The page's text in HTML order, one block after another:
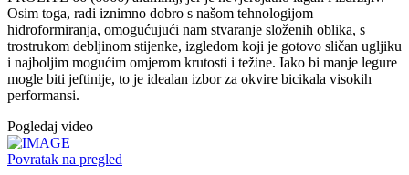
Osim toga, radi iznimno dobro s našom tehnologijom
hidroformiranja, omogućujući nam stvaranje složenih oblika, s
trostrukom debljinom stijenke, izgledom koji je gotovo sličan ugljiku
i najboljim mogućim omjerom krutosti i težine. Iako bi manje legure
mogle biti jeftinije, to je idealan izbor za okvire bicikala visokih
performansi.
Pogledaj video
Povratak na pregled